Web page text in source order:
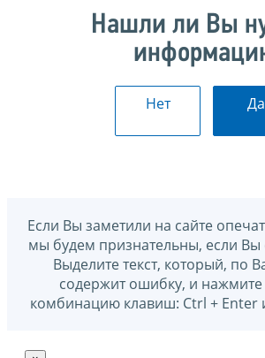
Нашли ли Вы
Нет Да
Если Вы заметили на сайте
мы будем признательны, если
Выделите текст, который, по
содержит ошибку, и нажмите
комбинацию клавиш: Ctrl + Enter